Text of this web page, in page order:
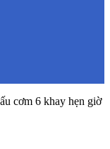
cơm 6 khay hẹn giờ